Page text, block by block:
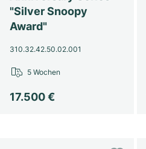
"Silver Snoopy
Award"
310.32.42.50.02.001
17.500 €
5 Wochen